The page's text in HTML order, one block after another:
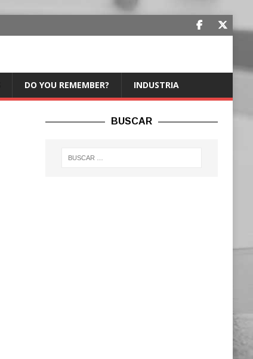
DO YOU REMEMBER? INDUSTRIA
BUSCAR